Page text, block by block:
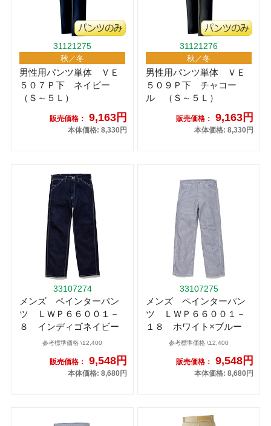
31121275
秋／冬
男性用パンツ単体 ＶＥ
５０７Ｐ下 ネイビー
（Ｓ～５Ｌ）
販売価格： 9,163円
本体価格: 8,330円
31121276
秋／冬
男性用パンツ単体 ＶＥ
５０９Ｐ下 チャコー
ル （Ｓ～５Ｌ）
販売価格： 9,163円
本体価格: 8,330円
33107274
メンズ ペインターパン
ツ ＬＷＰ６６００１－
８ インディゴネイビー
参考標準価格 \12,400
販売価格： 9,548円
本体価格: 8,680円
33107275
メンズ ペインターパン
ツ ＬＷＰ６６００１－
１８ ホワイト×ブルー
参考標準価格 \12,400
販売価格： 9,548円
本体価格: 8,680円